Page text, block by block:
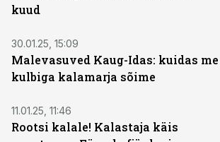
kuud
30.01.25, 15:09
Malevasuved Kaug-Idas: kuidas me
kulbiga kalamarja sõime
11.01.25, 11:46
Rootsi kalale! Kalastaja käis